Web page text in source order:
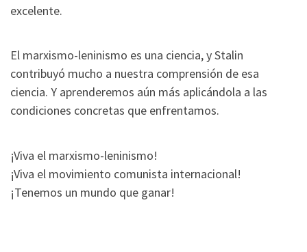
excelente.
El marxismo-leninismo es una ciencia, y Stalin
contribuyó mucho a nuestra comprensión de esa
ciencia. Y aprenderemos aún más aplicándola a las
condiciones concretas que enfrentamos.
¡Viva el marxismo-leninismo!
¡Viva el movimiento comunista internacional!
¡Tenemos un mundo que ganar!